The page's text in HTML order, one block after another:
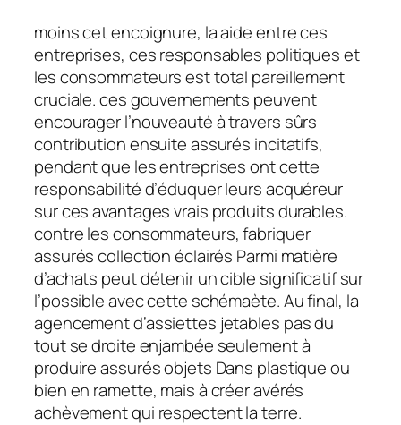
moins cet encoignure, la aide entre ces
entreprises, ces responsables politiques et
les consommateurs est total pareillement
cruciale. ces gouvernements peuvent
encourager l’nouveauté à travers sûrs
contribution ensuite assurés incitatifs,
pendant que les entreprises ont cette
responsabilité d’éduquer leurs acquéreur
sur ces avantages vrais produits durables.
contre les consommateurs, fabriquer
assurés collection éclairés Parmi matière
d’achats peut détenir un cible significatif sur
l’possible avec cette schémaète. Au final, la
agencement d’assiettes jetables pas du
tout se droite enjambée seulement à
produire assurés objets Dans plastique ou
bien en ramette, mais à créer avérés
achèvement qui respectent la terre.